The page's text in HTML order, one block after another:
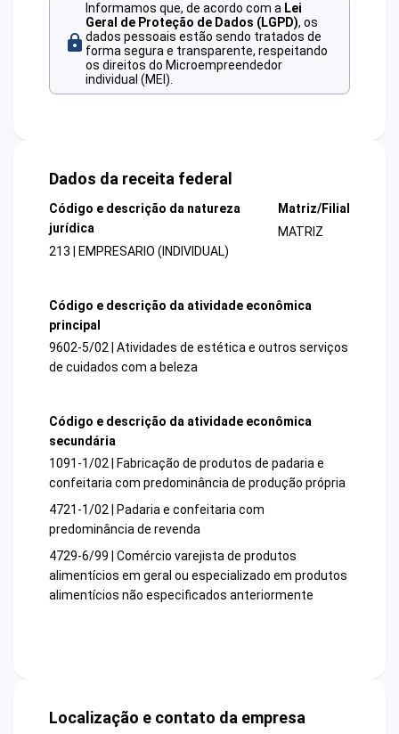
Informamos que, de acordo com a Lei
Geral de Proteção de Dados (LGPD), os
dados pessoais estão sendo tratados de
forma segura e transparente, respeitando
os direitos do Microempreendedor
individual (MEI).
Dados da receita federal
Código e descrição da natureza
jurídica
213 | EMPRESARIO (INDIVIDUAL)
Matriz/Filial
MATRIZ
Código e descrição da atividade econômica
principal
9602-5/02 | Atividades de estética e outros serviços
de cuidados com a beleza
Código e descrição da atividade econômica
secundária
1091-1/02 | Fabricação de produtos de padaria e
confeitaria com predominância de produção própria
4721-1/02 | Padaria e confeitaria com
predominância de revenda
4729-6/99 | Comércio varejista de produtos
alimentícios em geral ou especializado em produtos
alimentícios não especificados anteriormente
Localização e contato da empresa